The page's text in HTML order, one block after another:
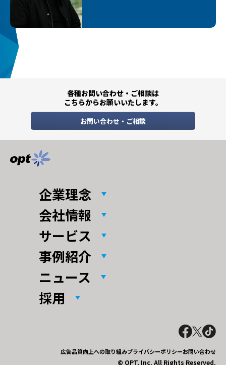
各種お問い合わせ・ご相談は
こちらからお願いいたします。
お問い合わせ・ご相談
企業理念
会社情報
サービス
事例紹介
ニュース
採用
広告品質向上への取り組みプライバシーポリシーお問い合わせ
© OPT, Inc. All Rights Reserved.